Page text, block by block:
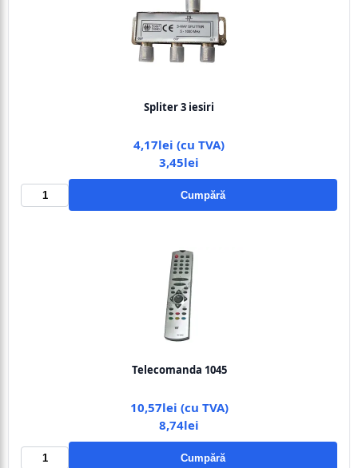
Spliter 3 iesiri
4,17lei (cu TVA)
3,45lei
Cumpără
Telecomanda 1045
10,57lei (cu TVA)
8,74lei
Cumpără